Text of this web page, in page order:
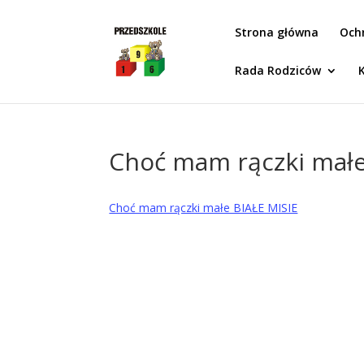
Strona główna
Rada Rodziców
Choć mam rączki
Choć mam rączki małe BIAŁE MISIE